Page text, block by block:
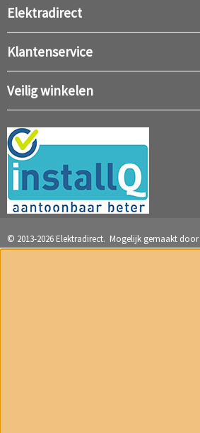
Elektradirect
Klantenservice
Veilig winkelen
© 2013-2026 Elektradirect. Mogelijk gemaakt door